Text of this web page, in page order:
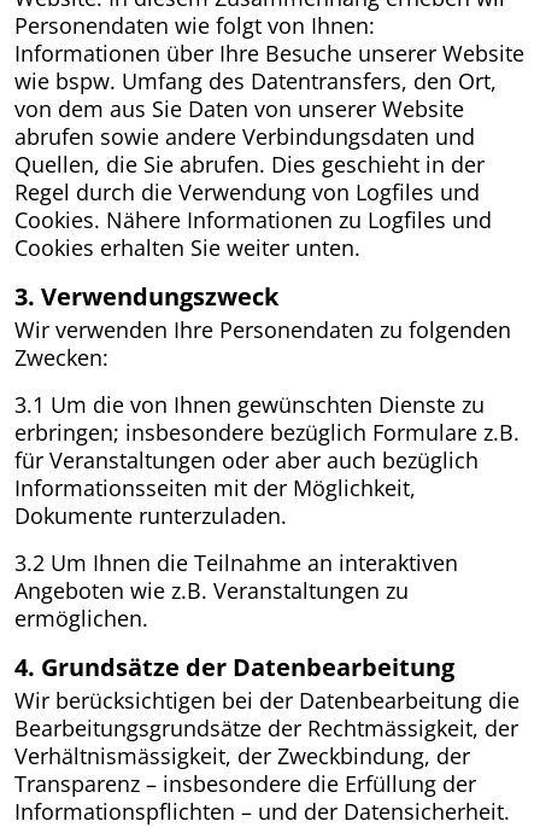
Personendaten wie folgt von Ihnen:
Informationen über Ihre Besuche unserer Website
wie bspw. Umfang des Datentransfers, den Ort,
von dem aus Sie Daten von unserer Website
abrufen sowie andere Verbindungsdaten und
Quellen, die Sie abrufen. Dies geschieht in der
Regel durch die Verwendung von Logfiles und
Cookies. Nähere Informationen zu Logfiles und
Cookies erhalten Sie weiter unten.
3. Verwendungszweck
Wir verwenden Ihre Personendaten zu folgenden
Zwecken:
3.1 Um die von Ihnen gewünschten Dienste zu
erbringen; insbesondere bezüglich Formulare z.B.
für Veranstaltungen oder aber auch bezüglich
Informationsseiten mit der Möglichkeit,
Dokumente runterzuladen.
3.2 Um Ihnen die Teilnahme an interaktiven
Angeboten wie z.B. Veranstaltungen zu
ermöglichen.
4. Grundsätze der Datenbearbeitung
Wir berücksichtigen bei der Datenbearbeitung die
Bearbeitungsgrundsätze der Rechtmässigkeit, der
Verhältnismässigkeit, der Zweckbindung, der
Transparenz – insbesondere die Erfüllung der
Informationspflichten – und der Datensicherheit.